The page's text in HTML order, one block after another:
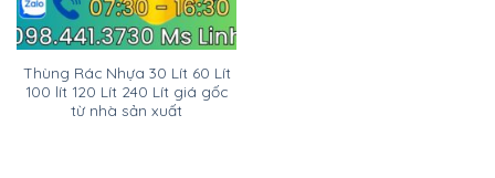
Thùng Rác Nhựa 30 Lít 60 Lít
100 lít 120 Lít 240 Lít giá gốc
từ nhà sản xuất